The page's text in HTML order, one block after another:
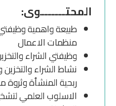
المحتـــــــوى:
طبيعة واهمية
منظمات الاعمال
وظيفتي الشراء
نشاط الشراء
ربحية المنشأة وثروة
الاسلوب العلمي